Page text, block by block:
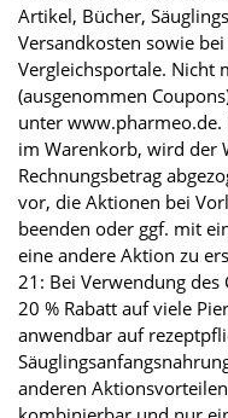
Artikel, Bücher,
Versandkosten sowie
Vergleichsportale. Nicht
(ausgenommen
unter www.pharmeo.de.
im Warenkorb, wird der
Rechnungsbetrag
vor, die Aktionen bei
beenden oder ggf. mit
eine andere Aktion zu
21: Bei Verwendung
20 % Rabatt auf viele
anwendbar auf
anderen